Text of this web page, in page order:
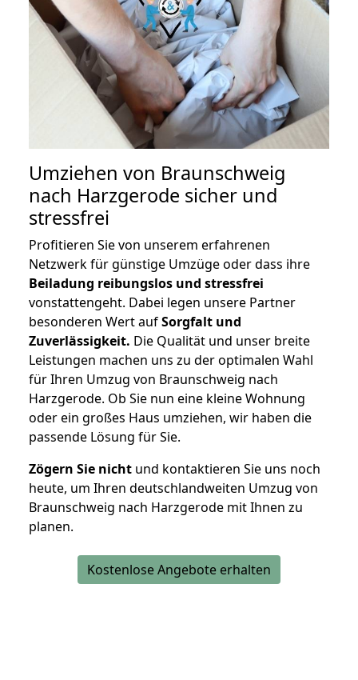
Umziehen von Braunschweig
nach Harzgerode sicher und
stressfrei
Profitieren Sie von unserem erfahrenen
Netzwerk für günstige Umzüge oder dass ihre
Beiladung reibungslos und stressfrei
vonstattengeht. Dabei legen unsere Partner
besonderen Wert aufSorgfalt und
Zuverlässigkeit. Die Qualität und unser breite
Leistungen machen uns zu der optimalen Wahl
für Ihren Umzug von Braunschweig nach
Harzgerode. Ob Sie nun eine kleine Wohnung
oder ein großes Haus umziehen, wir haben die
passende Lösung für Sie.
Zögern Sie nicht und kontaktieren Sie uns noch
heute, um Ihren deutschlandweiten Umzug von
Braunschweig nach Harzgerode mit Ihnen zu
planen.
Kostenlose Angebote erhalten